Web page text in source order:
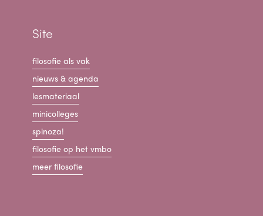
Site
filosofie als vak
nieuws & agenda
lesmateriaal
minicolleges
spinoza!
filosofie op het vmbo
meer filosofie